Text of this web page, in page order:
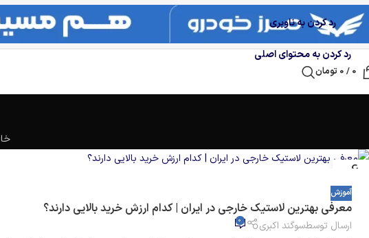
رد کردن به ناوبری
رد کردن به محتوای اصلی
0
/
0 تومان
06
آگوست
آموزش
معرفی بهترین لاستیک خارجی در ایران | کدام ارزش خرید بالایی دارند؟
ارسال توسطسوگند اکبری 0